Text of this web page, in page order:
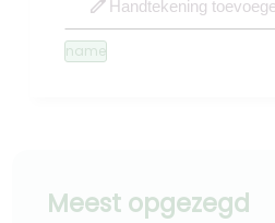
edit Handtekening
name
Meest opgezegd